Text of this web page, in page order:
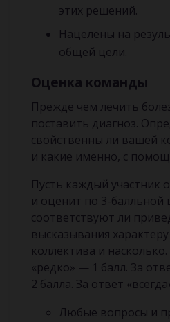
этих решений.
Нацелены на
общей цели.
Оценка команды
Прежде чем лечить
поставить диагноз.
свойственны ли вашей
и какие именно, с
Пусть каждый участник
и оценит по 3-балльной
соответствуют ли
высказывания
коллектива и
«редко» — 1 балл. За
2 балла. За ответ
Любые вопросы и